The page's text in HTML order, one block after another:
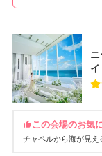
この会場のお気
チャペルから海が見え